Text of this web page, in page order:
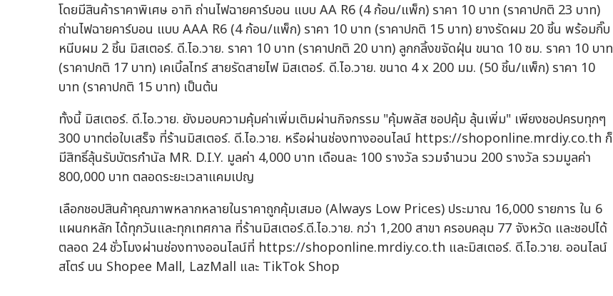
โดยมีสินค้าราคาพิเศษ อาทิ ถ่านไฟฉายคาร์บอน แบบ AA R6 (4 ก้อน/แพ็ก) ราคา 10 บาท (ราคาปกติ 23 บาท)
ถ่านไฟฉายคาร์บอน แบบ AAA R6 (4 ก้อน/แพ็ก) ราคา 10 บาท (ราคาปกติ 15 บาท) ยางรัดผม 20 ชิ้น พร้อมกิ๊บ
หนีบผม 2 ชิ้น มิสเตอร์. ดี.ไอ.วาย. ราคา 10 บาท (ราคาปกติ 20 บาท) ลูกกลิ้งขจัดฝุ่น ขนาด 10 ซม. ราคา 10 บาท
(ราคาปกติ 17 บาท) เคเบิ้ลไทร์ สายรัดสายไฟ มิสเตอร์. ดี.ไอ.วาย. ขนาด 4 x 200 มม. (50 ชิ้น/แพ็ก) ราคา 10
บาท (ราคาปกติ 15 บาท) เป็นต้น
ทั้งนี้ มิสเตอร์. ดี.ไอ.วาย. ยังมอบความคุ้มค่าเพิ่มเติมผ่านกิจกรรม "คุ้มพลัส ชอปคุ้ม ลุ้นเพิ่ม" เพียงชอปครบทุกๆ
300 บาทต่อใบเสร็จ ที่ร้านมิสเตอร์. ดี.ไอ.วาย. หรือผ่านช่องทางออนไลน์ https://shoponline.mrdiy.co.th ก็
มีสิทธิ์ลุ้นรับบัตรกำนัล MR. D.I.Y. มูลค่า 4,000 บาท เดือนละ 100 รางวัล รวมจำนวน 200 รางวัล รวมมูลค่า
800,000 บาท ตลอดระยะเวลาแคมเปญ
เลือกชอปสินค้าคุณภาพหลากหลายในราคาถูกคุ้มเสมอ (Always Low Prices) ประมาณ 16,000 รายการ ใน 6
แผนกหลัก ได้ทุกวันและทุกเทศกาล ที่ร้านมิสเตอร์.ดี.ไอ.วาย. กว่า 1,200 สาขา ครอบคลุม 77 จังหวัด และชอปได้
ตลอด 24 ชั่วโมงผ่านช่องทางออนไลน์ที่ https://shoponline.mrdiy.co.th และมิสเตอร์. ดี.ไอ.วาย. ออนไลน์
สโตร์ บน Shopee Mall, LazMall และ TikTok Shop